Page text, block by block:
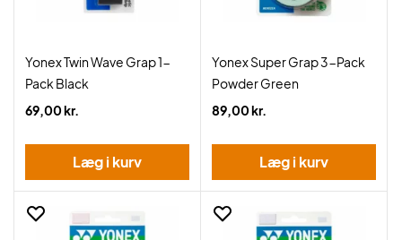
Yonex Twin Wave Grap 1-
Pack Black
69,00 kr.
Læg i kurv
Yonex Super Grap 3-Pack
Powder Green
89,00 kr.
Læg i kurv